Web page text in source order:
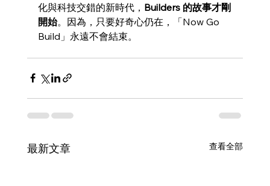
化與科技交錯的新時代， Builders 的故事才剛
開始。因為，只要好奇心仍在，「Now Go
Build」永遠不會結束。
最新文章 查看全部